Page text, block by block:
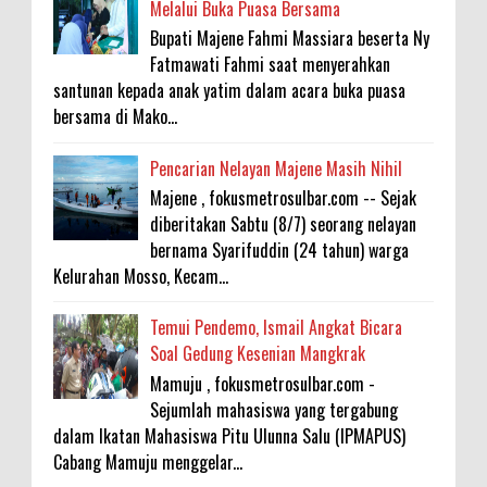
Melalui Buka Puasa Bersama
Bupati Majene Fahmi Massiara beserta Ny
Fatmawati Fahmi saat menyerahkan
santunan kepada anak yatim dalam acara buka puasa
bersama di Mako...
Pencarian Nelayan Majene Masih Nihil
Majene , fokusmetrosulbar.com -- Sejak
diberitakan Sabtu (8/7) seorang nelayan
bernama Syarifuddin (24 tahun) warga
Kelurahan Mosso, Kecam...
Temui Pendemo, Ismail Angkat Bicara
Soal Gedung Kesenian Mangkrak
Mamuju , fokusmetrosulbar.com -
Sejumlah mahasiswa yang tergabung
dalam Ikatan Mahasiswa Pitu Ulunna Salu (IPMAPUS)
Cabang Mamuju menggelar...